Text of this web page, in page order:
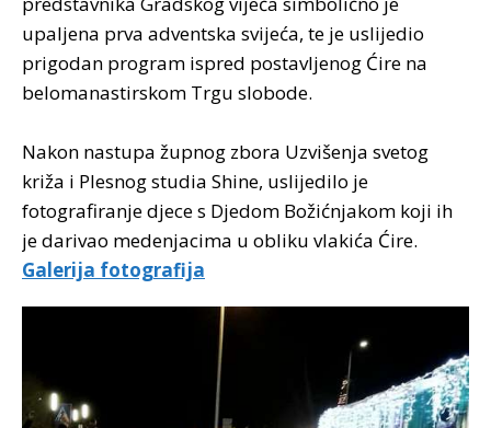
upaljena prva adventska svijeća, te je uslijedio
prigodan program ispred postavljenog Ćire na
belomanastirskom Trgu slobode.
Nakon nastupa župnog zbora Uzvišenja svetog
križa i Plesnog studia Shine, uslijedilo je
fotografiranje djece s Djedom Božićnjakom koji ih
je darivao medenjacima u obliku vlakića Ćire.
Galerija fotografija